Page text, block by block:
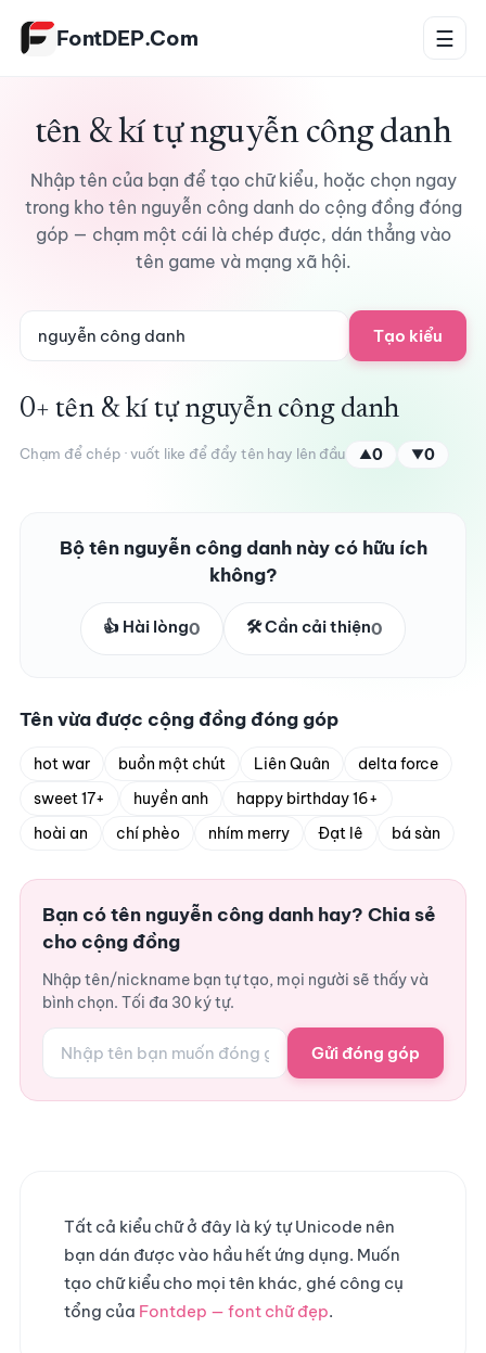
FontDEP.Com ☰
tên & kí tự nguyễn công danh
Nhập tên của bạn để tạo chữ kiểu, hoặc chọn ngay
trong kho tên nguyễn công danh do cộng đồng đóng
góp — chạm một cái là chép được, dán thẳng vào
tên game và mạng xã hội.
Tạo kiểu
0+ tên & kí tự nguyễn công danh
Chạm để chép · vuốt like để đẩy tên hay lên đầu ▲0 ▼0
Bộ tên nguyễn công danh này có hữu ích
không?
👍 Hài lòng0 🛠️ Cần cải thiện0
Tên vừa được cộng đồng đóng góp
hot war buồn một chút Liên Quân
delta force
sweet 17+
huyền anh
happy birthday 16+
hoài an
chí phèo nhím merry Đạt lê bá sàn
Bạn có tên nguyễn công danh hay? Chia sẻ
cho cộng đồng
Nhập tên/nickname bạn tự tạo, mọi người sẽ thấy và
bình chọn. Tối đa 30 ký tự.
Gửi đóng góp
Tất cả kiểu chữ ở đây là ký tự Unicode nên
bạn dán được vào hầu hết ứng dụng. Muốn
tạo chữ kiểu cho mọi tên khác, ghé công cụ
tổng của Fontdep — font chữ đẹp.